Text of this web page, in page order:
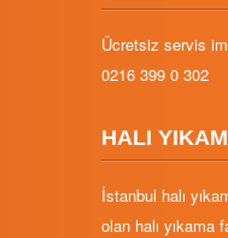
Ücretsiz servis
0216 399 0 302
HALI
İstanbul halı
olan halı yıkama